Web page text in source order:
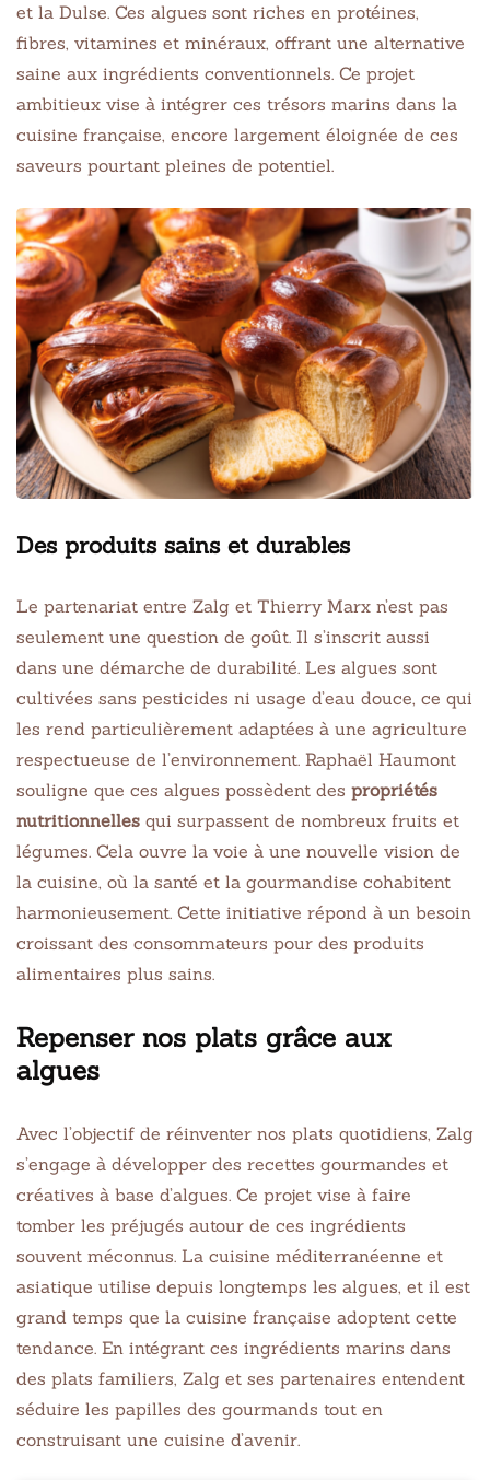
et la Dulse. Ces algues sont riches en protéines,
fibres, vitamines et minéraux, offrant une alternative
saine aux ingrédients conventionnels. Ce projet
ambitieux vise à intégrer ces trésors marins dans la
cuisine française, encore largement éloignée de ces
saveurs pourtant pleines de potentiel.
Des produits sains et durables
Le partenariat entre Zalg et Thierry Marx n’est pas
seulement une question de goût. Il s’inscrit aussi
dans une démarche de durabilité. Les algues sont
cultivées sans pesticides ni usage d’eau douce, ce qui
les rend particulièrement adaptées à une agriculture
respectueuse de l’environnement. Raphaël Haumont
souligne que ces algues possèdent des propriétés
nutritionnelles qui surpassent de nombreux fruits et
légumes. Cela ouvre la voie à une nouvelle vision de
la cuisine, où la santé et la gourmandise cohabitent
harmonieusement. Cette initiative répond à un besoin
croissant des consommateurs pour des produits
alimentaires plus sains.
Repenser nos plats grâce aux
algues
Avec l’objectif de réinventer nos plats quotidiens, Zalg
s’engage à développer des recettes gourmandes et
créatives à base d’algues. Ce projet vise à faire
tomber les préjugés autour de ces ingrédients
souvent méconnus. La cuisine méditerranéenne et
asiatique utilise depuis longtemps les algues, et il est
grand temps que la cuisine française adoptent cette
tendance. En intégrant ces ingrédients marins dans
des plats familiers, Zalg et ses partenaires entendent
séduire les papilles des gourmands tout en
construisant une cuisine d’avenir.